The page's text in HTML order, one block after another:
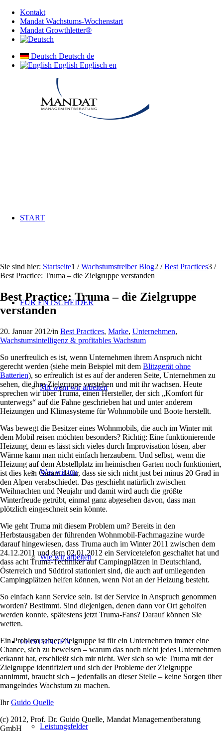
Kontakt
Mandat Wachstums-Wochenstart
Mandat Growthletter®
Deutsch Deutsch de
English Englisch en
START
FÜR ENTSCHEIDER
Mit wem wir arbeiten
Was wir tun
Wie wir arbeiten
LEISTUNGEN
Leistungsfelder
Sie sind hier: Startseite1 / Wachstumstreiber Blog2 / Best Practices3 /
Best Practice: Truma – die Zielgruppe verstanden
Best Practice: Truma – die Zielgruppe
verstanden
20. Januar 2012/in Best Practices, Marke, Unternehmen,
Wachstumsintelligenz & profitables Wachstum
So unerfreulich es ist, wenn Unternehmen ihrem Anspruch nicht
gerecht werden (siehe mein Beispiel mit dem Blitzgerät ohne
Batterien), so erfreulich ist es auf der anderen Seite, Unternehmen zu
sehen, die ihre Zielgruppe verstehen und mit ihr wachsen. Heute
sprechen wir über Truma, einen Hersteller, der sich „Komfort für
unterwegs“ auf die Fahne geschrieben hat und unter anderem
Heizungen und Klimasysteme für Wohnmobile und Boote herstellt.
Was bewegt die Besitzer eines Wohnmobils, die auch im Winter mit
dem Mobil reisen möchten besonders? Richtig: Eine funktionierende
Heizung, denn es lässt sich vieles durch Improvisation lösen, aber
Wärme kann man nicht einfach herzaubern. Und selbst, wenn die
Heizung auf dem Abstellplatz im heimischen Garten noch funktioniert,
ist dies kein Garant dafür, dass sie sich nicht just bei minus 20 Grad in
den Alpen verabschiedet. Das geschieht natürlich zwischen
Weihnachten und Neujahr und damit wird auch die größte
Winterfreude getrübt, einmal ganz abgesehen davon, dass man
plötzlich eingeschneit sein könnte.
Wie geht Truma mit diesem Problem um? Bereits in den
Herbstausgaben der führenden Wohnmobil-Fachmagazine wurde
darauf hingewiesen, dass Truma auch im Winter 2011 zwischen dem
24.12.2011 und dem 02.01.2012 ein Servicetelefon geschaltet hat und
dass acht Truma-Techniker auf Campingplätzen in Deutschland,
Österreich und Südtirol stationiert sind, die auch auf umliegenden
Campingplätzen helfen können, wenn Not an der Heizung besteht.
So einfach kann Service sein. Ist der Service in Anspruch genommen
worden? Bestimmt. Sind diejenigen, denen dann vor Ort geholfen
werden konnte, spätestens jetzt Truma-Fans? Darauf können Sie
wetten.
Ein Problem seiner Zielgruppe ist für ein Unternehmen immer eine
Chance, sich zu beweisen – warum das noch nicht jedes Unternehmen
erkannt hat, erschließt sich mir nicht. Wer sich so wie Truma mit der
Zielgruppe identifiziert und sich der Probleme der Zielgruppe
annimmt, braucht sich – jedenfalls an dieser Stelle – keine Sorgen über
mangelndes Wachstum zu machen.
IhrGuido Quelle
(c) 2012, Prof. Dr. Guido Quelle, Mandat Managementberatung
GmbH